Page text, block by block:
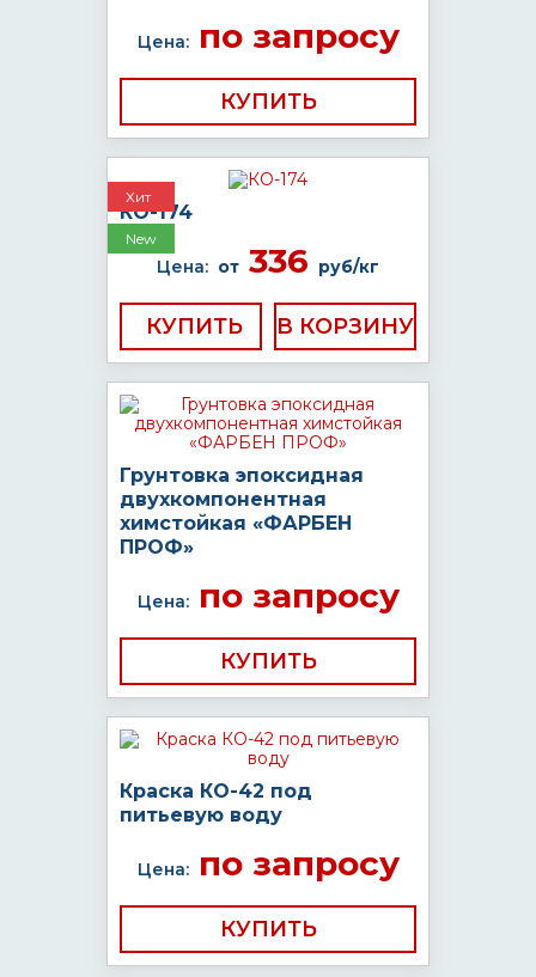
Цена:по запросу
КУПИТЬ
Хит
New
КО-174
Цена: от 336 руб/кг
КУПИТЬ
Грунтовка эпоксидная
двухкомпонентная
химстойкая «ФАРБЕН
ПРОФ»
Цена:по запросу
КУПИТЬ
Краска КО-42 под
питьевую воду
Цена:по запросу
КУПИТЬ